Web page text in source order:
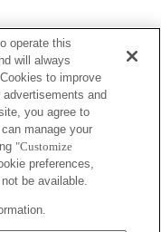
operate this
will always
to improve
and
you agree to
manage your
"Customize
preferences,
be available.